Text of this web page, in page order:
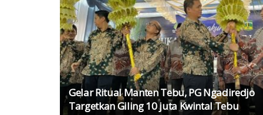
Gelar Ritual Manten Tebu, PG Ngadiredjo
Targetkan Giling 10 juta Kwintal Tebu